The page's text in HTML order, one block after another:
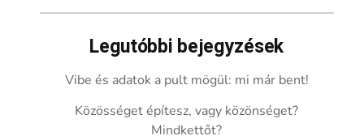
Legutóbbi bejegyzések
Vibe és adatok a pult mögül: mi már bent!
Közösséget építesz, vagy közönséget?
Mindkettőt?